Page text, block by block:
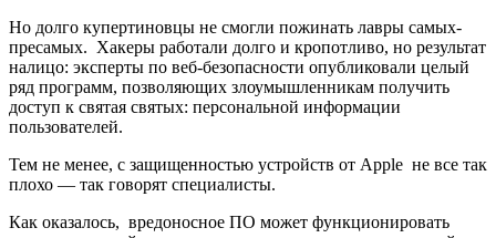
Но долго купертиновцы не смогли пожинать лавры самых-
пресамых. Хакеры работали долго и кропотливо, но результат
налицо: эксперты по веб-безопасности опубликовали целый
ряд программ, позволяющих злоумышленникам получить
доступ к святая святых: персональной информации
пользователей.
Тем не менее, с защищенностью устройств от Apple не все так
плохо — так говорят специалисты.
Как оказалось, вредоносное ПО может функционировать